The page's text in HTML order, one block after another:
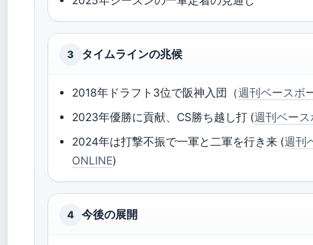
3 タイムラインの兆候
2018年ドラフト3位で阪神入団（週刊ベースボ
2023年優勝に貢献、CS勝ち越し打 (週刊ベー
2024年は打撃不振で一軍と二軍を行き来 (週刊
ONLINE)
4 今後の展開